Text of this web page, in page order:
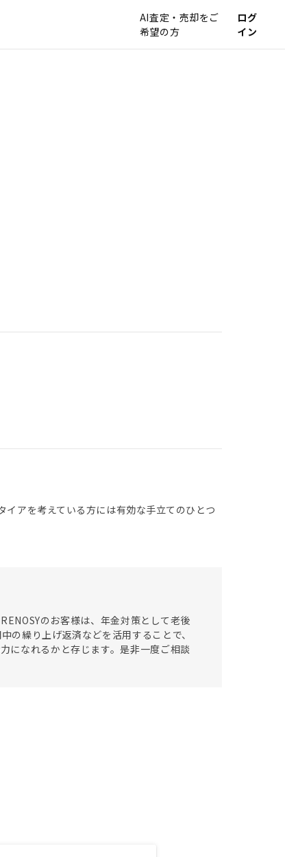
AI査定・売却をご
希望の方
ログ
イン
アを考えている方には有効な手立てのひとつ
のお客様は、年金対策として老後
の繰り上げ返済などを活用することで、
になれるかと存じます。是非一度ご相談